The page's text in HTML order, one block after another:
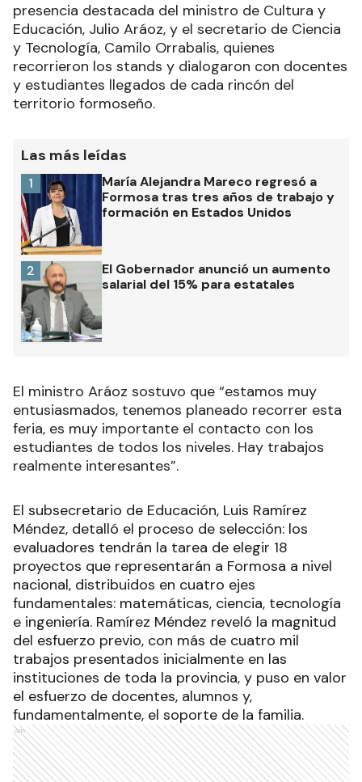
quienes presentaron un total de 147 trabajos en
diversas áreas. El acto inaugural contó con la
presencia destacada del ministro de Cultura y
Educación, Julio Aráoz, y el secretario de Ciencia
y Tecnología, Camilo Orrabalis, quienes
recorrieron los stands y dialogaron con docentes
Las más leídas
María Alejandra Mareco regresó a
1
2
El ministro Aráoz sostuvo que “estamos muy
entusiasmados, tenemos planeado recorrer esta
feria, es muy importante el contacto con los
realmente interesantes”.
El subsecretario de Educación, Luis Ramírez
Méndez, detalló el proceso de selección: los
evaluadores tendrán la tarea de elegir 18
proyectos que representarán a Formosa a nivel
nacional, distribuidos en cuatro ejes
fundamentales: matemáticas, ciencia, tecnología
e ingeniería. Ramírez Méndez reveló la magnitud
del esfuerzo previo, con más de cuatro mil
trabajos presentados inicialmente en las
instituciones de toda la provincia, y puso en valor
el esfuerzo de docentes, alumnos y,
fundamentalmente, el soporte de la familia.
Ads